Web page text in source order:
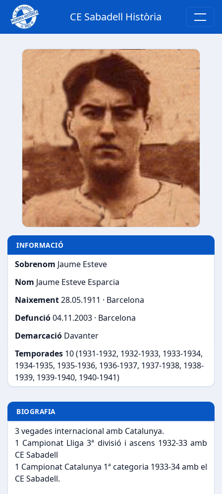
CE Sabadell Història
INFORMACIÓ
Sobrenom Jaume Esteve
Nom Jaume Esteve Esparcia
Naixement28.05.1911 · Barcelona
Defunció04.11.2003 · Barcelona
Demarcació Davanter
Temporades 10 (1931-1932, 1932-1933, 1933-1934,
1934-1935, 1935-1936, 1936-1937, 1937-1938, 1938-
1939, 1939-1940, 1940-1941)
BIOGRAFIA
3 vegades internacional amb Catalunya.
1 Campionat Lliga 3ª divisió i ascens 1932-33 amb
CE Sabadell
1 Campionat Catalunya 1ª categoria 1933-34 amb el
CE Sabadell.